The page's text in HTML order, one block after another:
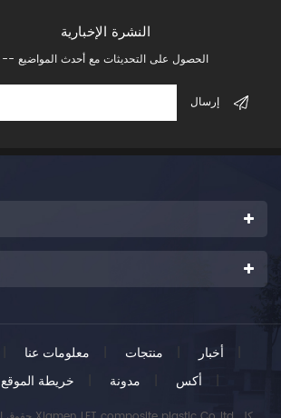
النشرة الإخبارية
-- الحصول على التحديثات مع أحدث المواضيع
معلومات عنا منتجات أخبار
خريطة الموقع مدونة أكس |